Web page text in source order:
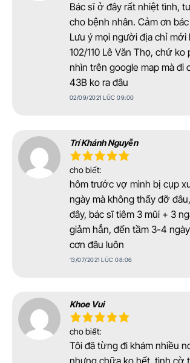
Bác sĩ ở đây rất nhiệt tình,
cho bệnh nhân. Cảm ơn
Lưu ý mọi người địa chỉ mới
102/110 Lê Văn Thọ, chứ
nhìn trên google map mà đi
43B ko ra đâu
02/09/2021 LÚC 09:00
Trí Khánh Nguyễn
cho biết:
hôm trước vợ mình bị cụp
ngày mà không thấy đỡ
đây, bác sĩ tiêm 3 mũi + 3
giảm hẳn, đến tầm 3-4
cơn đâu luôn
13/07/2021 LÚC 08:06
Khoe Vui
cho biết:
Tôi đã từng đi khám nhiều